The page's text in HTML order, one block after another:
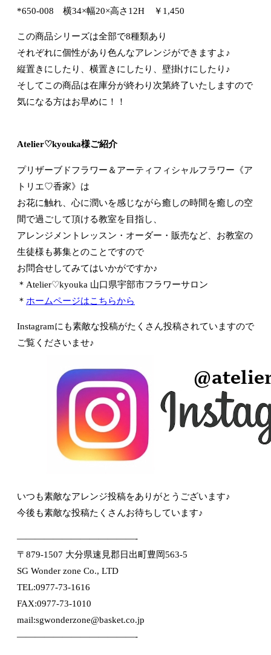
*650-008 横34×幅20×高さ12H ￥1,450
この商品シリーズは全部で8種類あり
それぞれに個性があり色んなアレンジができますよ♪
縦置きにしたり、横置きにしたり、壁掛けにしたり♪
そしてこの商品は在庫分が終わり次第終了いたしますので
気になる方はお早めに！！
Atelier♡kyouka様ご紹介
プリザーブドフラワー＆アーティフィシャルフラワー《ア
トリエ♡香家》は
お花に触れ、心に潤いを感じながら癒しの時間を癒しの空
間で過ごして頂ける教室を目指し、
アレンジメントレッスン・オーダー・販売など、お教室の
生徒様も募集とのことですので
お問合せしてみてはいかがですか♪
＊Atelier♡kyouka 山口県宇部市フラワーサロン
＊ ホームページはこちらから
Instagramにも素敵な投稿がたくさん投稿されていますので
ご覧くださいませ♪
いつも素敵なアレンジ投稿をありがとうございます♪
今後も素敵な投稿たくさんお待ちしています♪
—————————————-
〒879-1507 大分県速見郡日出町豊岡563-5
SG Wonder zone Co., LTD
TEL:0977-73-1616
FAX:0977-73-1010
mail:sgwonderzone@basket.co.jp
—————————————-